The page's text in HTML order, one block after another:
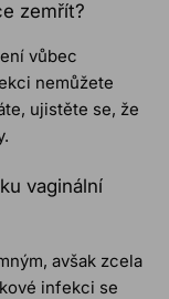
zemřít?
vůbec
nemůžete
ujistěte se, že
vaginální
avšak zcela
infekci se